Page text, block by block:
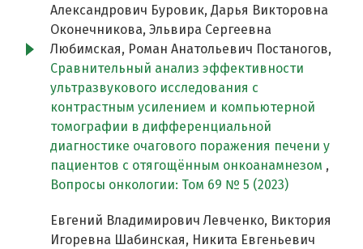
Александрович Буровик, Дарья Викторовна
Оконечникова, Эльвира Сергеевна
Любимская, Роман Анатольевич Постаногов,
Сравнительный анализ эффективности
ультразвукового исследования с
контрастным усилением и компьютерной
томографии в дифференциальной
диагностике очагового поражения печени у
пациентов с отягощённым онкоанамнезом ,
Вопросы онкологии: Том 69 № 5 (2023)
Евгений Владимирович Левченко, Виктория
Игоревна Шабинская, Никита Евгеньевич